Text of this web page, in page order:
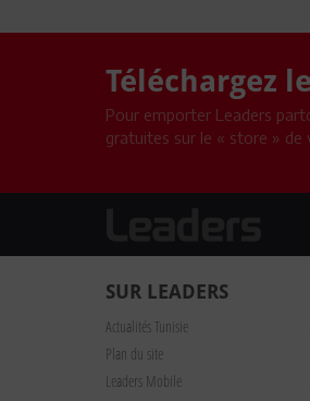
Téléchargez
Pour emporter Leaders
gratuites sur le « store » de
SUR LEADERS
Actualités Tunisie
Plan du site
Leaders Mobile